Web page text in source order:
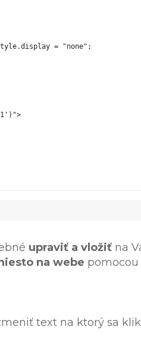
= "none";
upraviť a vložiť na
na webe pomocou
text na ktorý sa